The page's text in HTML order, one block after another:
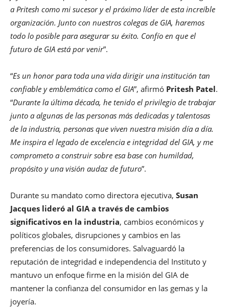
a Pritesh como mi sucesor y el próximo líder de esta increíble
organización. Junto con nuestros colegas de GIA, haremos
todo lo posible para asegurar su éxito. Confío en que el
futuro de GIA está por venir”.
“Es un honor para toda una vida dirigir una institución tan
confiable y emblemática como el GIA”, afirmó Pritesh Patel.
“Durante la última década, he tenido el privilegio de trabajar
junto a algunas de las personas más dedicadas y talentosas
de la industria, personas que viven nuestra misión día a día.
Me inspira el legado de excelencia e integridad del GIA, y me
comprometo a construir sobre esa base con humildad,
propósito y una visión audaz de futuro”.
Durante su mandato como directora ejecutiva, Susan
Jacques lideró al GIA a través de cambios
significativos en la industria, cambios económicos y
políticos globales, disrupciones y cambios en las
preferencias de los consumidores. Salvaguardó la
reputación de integridad e independencia del Instituto y
mantuvo un enfoque firme en la misión del GIA de
mantener la confianza del consumidor en las gemas y la
joyería.